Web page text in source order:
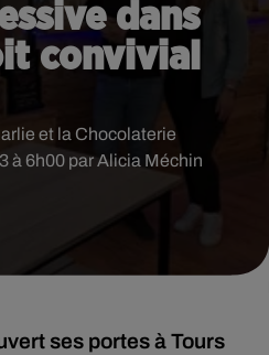
dans
convivial
à 6h00 par Alicia Méchin
et la Chocolaterie
ses portes à Tours